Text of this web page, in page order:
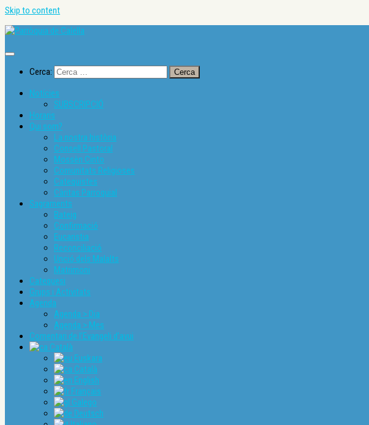
Skip to content
Cerca:
Notícies
SUBSCRIPCIÓ
Horaris
Qui som?
La nostra història
Consell Pastoral
Mossèn Cinto
Comunitats Religioses
Catequistes
Càritas Parroquial
Sagraments
Bateig
Confirmació
Eucaristia
Reconciliació
Unció dels Malalts
Matrimoni
Catequesi
Grups i Activitats
Agenda
Agenda > Dia
Agenda > Mes
Comentari de l’Evangeli d’avui
Català
Euskara
Català
English
Français
Galego
Deutsch